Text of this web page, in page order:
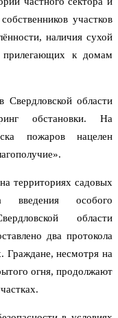
участков
наличия сухой
прилегающих к домам
области
обстановки. На
пожаров нацелен
территориях садовых
введения особого
области
два протокола
Граждане, несмотря на
огня, продолжают